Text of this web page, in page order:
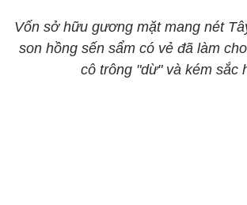
​​​​​​​Vốn sở hữu gương mặt mang nét
son hồng sến sẩm có vẻ đã làm
cô trông "dừ" và kém sắc